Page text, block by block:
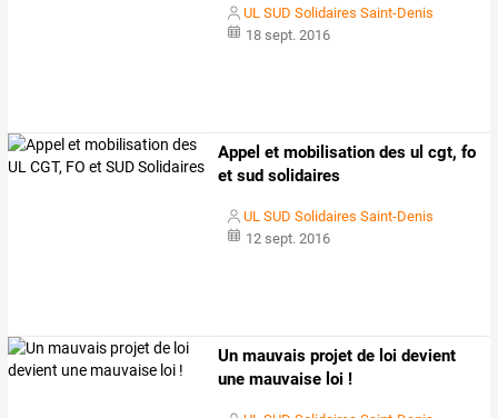
UL SUD Solidaires Saint-Denis
18 sept. 2016
Appel et mobilisation des ul cgt, fo
et sud solidaires
UL SUD Solidaires Saint-Denis
12 sept. 2016
Un mauvais projet de loi devient
une mauvaise loi !